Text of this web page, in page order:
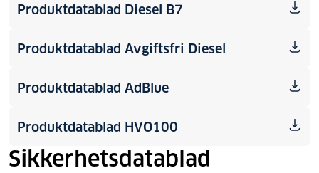
Produktdatablad Diesel B7
Produktdatablad Avgiftsfri Diesel
Produktdatablad AdBlue
Produktdatablad HVO100
Sikkerhetsdatablad